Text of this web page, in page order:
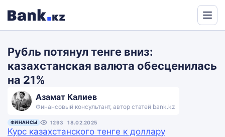
Рубль потянул тенге вниз:
казахстанская валюта обесценилась
на 21%
Азамат Калиев
Финансовый консультант, автор статей bank.kz
ФИНАНСЫ 1293 18.02.2025
Курс казахстанского тенге к доллару